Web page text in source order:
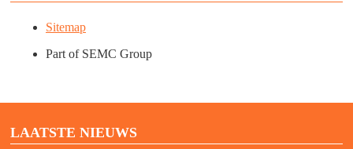
Sitemap
Part of SEMC Group
LAATSTE NIEUWS